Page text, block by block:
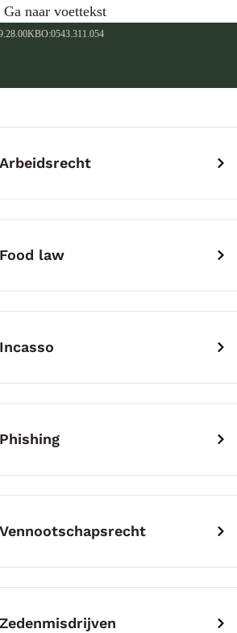
Ga naar voettekst
KBO:0543.311.054
Arbeidsrecht
Food law
Incasso
Phishing
Vennootschapsrecht
Zedenmisdrijven